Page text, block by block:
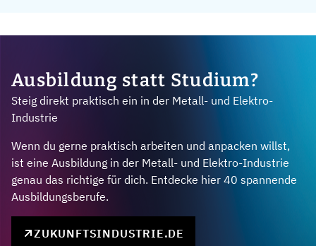
Ausbildung statt Studium?
Steig direkt praktisch ein in der Metall- und Elektro-
Industrie
Wenn du gerne praktisch arbeiten und anpacken willst,
ist eine Ausbildung in der Metall- und Elektro-Industrie
genau das richtige für dich. Entdecke hier 40 spannende
Ausbildungsberufe.
ZUKUNFTSINDUSTRIE.DE